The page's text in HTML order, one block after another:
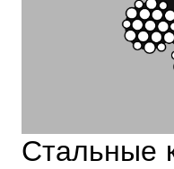
Стальные